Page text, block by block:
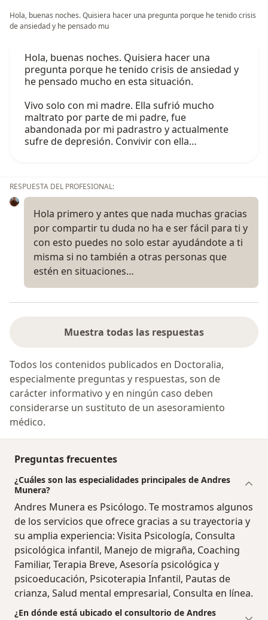
Hola, buenas noches. Quisiera hacer una pregunta porque he tenido crisis
de ansiedad y he pensado mu
Hola, buenas noches. Quisiera hacer una
pregunta porque he tenido crisis de ansiedad y
he pensado mucho en esta situación.
Vivo solo con mi madre. Ella sufrió mucho
maltrato por parte de mi padre, fue
abandonada por mi padrastro y actualmente
sufre de depresión. Convivir con ella…
RESPUESTA DEL PROFESIONAL:
Hola primero y antes que nada muchas gracias
por compartir tu duda no ha e ser fácil para ti y
con esto puedes no solo estar ayudándote a ti
misma si no también a otras personas que
estén en situaciones…
Muestra todas las respuestas
Todos los contenidos publicados en Doctoralia,
especialmente preguntas y respuestas, son de
carácter informativo y en ningún caso deben
considerarse un sustituto de un asesoramiento
médico.
Preguntas frecuentes
¿Cuáles son las especialidades principales de Andres
Munera?
Andres Munera es Psicólogo. Te mostramos algunos
de los servicios que ofrece gracias a su trayectoria y
su amplia experiencia: Visita Psicología, Consulta
psicológica infantil, Manejo de migraña, Coaching
Familiar, Terapia Breve, Asesoría psicológica y
psicoeducación, Psicoterapia Infantil, Pautas de
crianza, Salud mental empresarial, Consulta en línea.
¿En dónde está ubicado el consultorio de Andres